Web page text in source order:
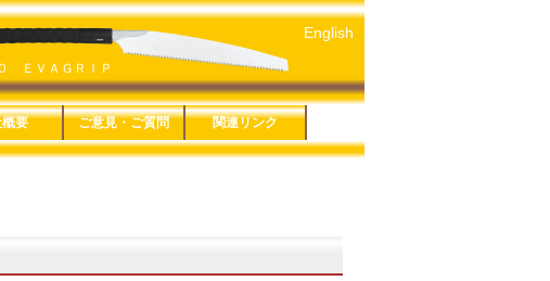
ＥＶＡＧＲＩＰ
２０２５年版
２０２４年版
２０２３年版
２０２１年版
２０１６年版
２０１３年版
２００８年版
楽なんです剪定鋏
Ｌシリーズ
一人前シリーズ
レザーソー細工鋸
ＳＥＬＥＣＴシリーズ
１８０シリーズ
レザーソー折込シリー
要 ご意見・ご質問
お問い合わせ
鋸アンケート
鋏アンケート
プライバシーポリシー
特定商取引法に基づく
関連リンク
玉鳥産業株式会社
みきかじや村
玉鳥トレーディング
関連リンク一覧
English